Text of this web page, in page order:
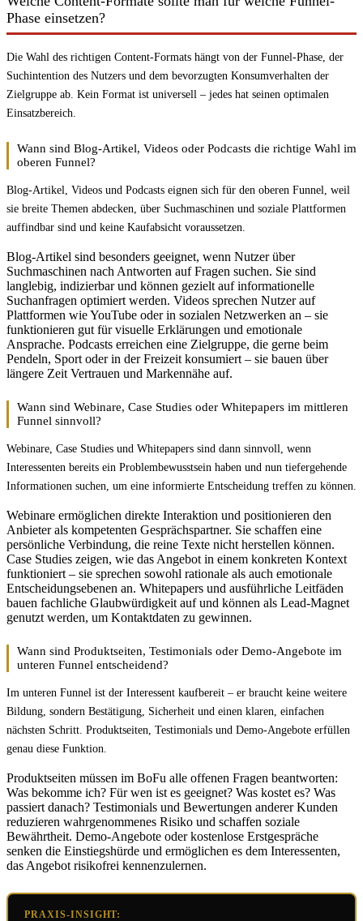
Phase einsetzen?
Die Wahl des richtigen Content-Formats hängt von der Funnel-Phase, der
Suchintention des Nutzers und dem bevorzugten Konsumverhalten der
Zielgruppe ab. Kein Format ist universell – jedes hat seinen optimalen
Einsatzbereich.
Wann sind Blog-Artikel, Videos oder Podcasts die richtige Wahl im
oberen Funnel?
Blog-Artikel, Videos und Podcasts eignen sich für den oberen Funnel, weil
sie breite Themen abdecken, über Suchmaschinen und soziale Plattformen
auffindbar sind und keine Kaufabsicht voraussetzen.
Blog-Artikel sind besonders geeignet, wenn Nutzer über
Suchmaschinen nach Antworten auf Fragen suchen. Sie sind
langlebig, indizierbar und können gezielt auf informationelle
Suchanfragen optimiert werden. Videos sprechen Nutzer auf
Plattformen wie YouTube oder in sozialen Netzwerken an – sie
funktionieren gut für visuelle Erklärungen und emotionale
Ansprache. Podcasts erreichen eine Zielgruppe, die gerne beim
Pendeln, Sport oder in der Freizeit konsumiert – sie bauen über
längere Zeit Vertrauen und Markennähe auf.
Wann sind Webinare, Case Studies oder Whitepapers im mittleren
Funnel sinnvoll?
Webinare, Case Studies und Whitepapers sind dann sinnvoll, wenn
Interessenten bereits ein Problembewusstsein haben und nun tiefergehende
Informationen suchen, um eine informierte Entscheidung treffen zu können.
Webinare ermöglichen direkte Interaktion und positionieren den
Anbieter als kompetenten Gesprächspartner. Sie schaffen eine
persönliche Verbindung, die reine Texte nicht herstellen können.
Case Studies zeigen, wie das Angebot in einem konkreten Kontext
funktioniert – sie sprechen sowohl rationale als auch emotionale
Entscheidungsebenen an. Whitepapers und ausführliche Leitfäden
bauen fachliche Glaubwürdigkeit auf und können als Lead-Magnet
genutzt werden, um Kontaktdaten zu gewinnen.
Wann sind Produktseiten, Testimonials oder Demo-Angebote im
unteren Funnel entscheidend?
Im unteren Funnel ist der Interessent kaufbereit – er braucht keine weitere
Bildung, sondern Bestätigung, Sicherheit und einen klaren, einfachen
nächsten Schritt. Produktseiten, Testimonials und Demo-Angebote erfüllen
genau diese Funktion.
Produktseiten müssen im BoFu alle offenen Fragen beantworten:
Was bekomme ich? Für wen ist es geeignet? Was kostet es? Was
passiert danach? Testimonials und Bewertungen anderer Kunden
reduzieren wahrgenommenes Risiko und schaffen soziale
Bewährtheit. Demo-Angebote oder kostenlose Erstgespräche
senken die Einstiegshürde und ermöglichen es dem Interessenten,
das Angebot risikofrei kennenzulernen.
PRAXIS-INSIGHT: